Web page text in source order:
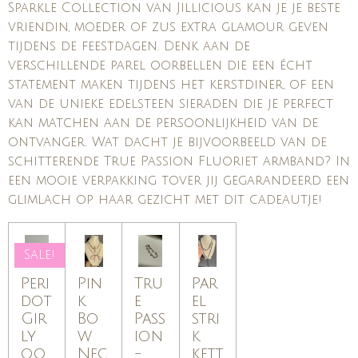
Sparkle Collection van Jillicious kan je je beste
vriendin, moeder of zus extra glamour geven
tijdens de feestdagen. Denk aan de
verschillende parel oorbellen die een écht
statement maken tijdens het kerstdiner, of een
van de unieke edelsteen sieraden die je perfect
kan matchen aan de persoonlijkheid van de
ontvanger. Wat dacht je bijvoorbeeld van de
schitterende True Passion Fluoriet armband? In
een mooie verpakking tover jij gegarandeerd een
glimlach op haar gezicht met dit cadeautje!
Sale!
Peri
dot
Gir
ly
oo
Pin
k
Bo
w
Nec
Tru
e
Pass
ion
-
Par
el
stri
k
kett